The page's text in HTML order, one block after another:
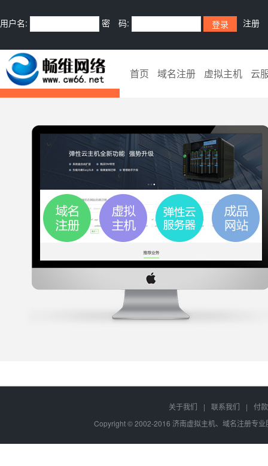
用户名: 密 码: 注册
首页 域名注册 虚拟主机 云
关于我们 | 联系我们 |
付
Copyright © 2002-2016 济南虚拟主机、域名注册专